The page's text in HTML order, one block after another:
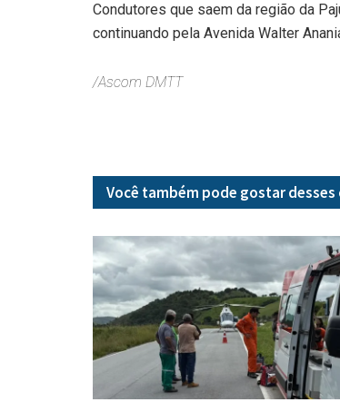
Condutores que saem da região da
continuando pela Avenida Walter
/Ascom DMTT
Você também pode gostar desses